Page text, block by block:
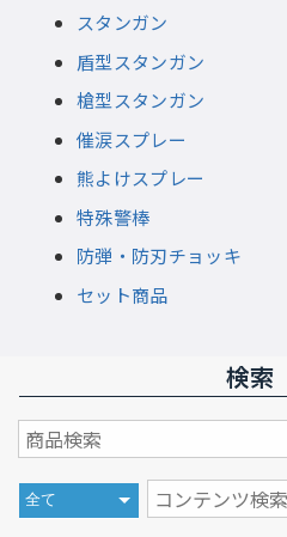
スタンガン
盾型スタンガン
槍型スタンガン
催涙スプレー
熊よけスプレー
特殊警棒
防弾・防刃チョッキ
セット商品
検索